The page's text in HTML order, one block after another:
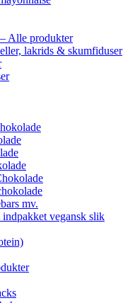
Alle produkter
lakrids & skumfiduser
mv.
vegansk slik